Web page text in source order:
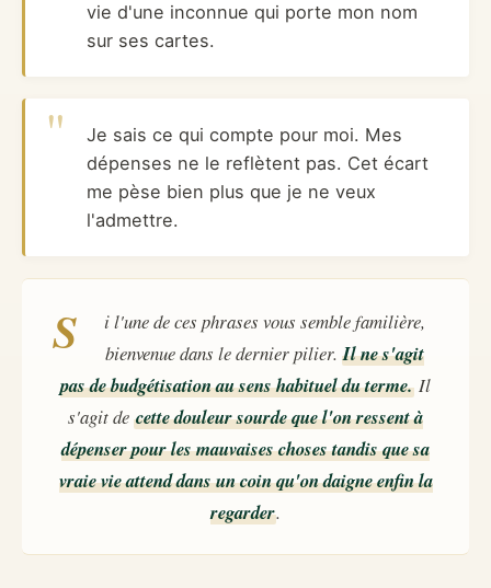
vie d'une inconnue qui porte mon nom
sur ses cartes.
Je sais ce qui compte pour moi. Mes
dépenses ne le reflètent pas. Cet écart
me pèse bien plus que je ne veux
l'admettre.
S
i l'une de ces phrases vous semble familière,
bienvenue dans le dernier pilier. Il ne s'agit
pas de budgétisation au sens habituel du terme.Il
s'agit decette douleur sourde que l'on ressent à
dépenser pour les mauvaises choses tandis que sa
vraie vie attend dans un coin qu'on daigne enfin la
regarder.